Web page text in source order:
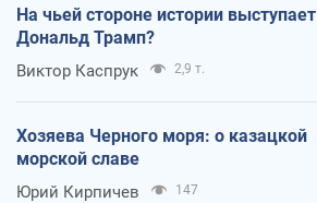
На чьей стороне истории выступает
Дональд Трамп?
Виктор Каспрук 2,9 т.
Хозяева Черного моря: о казацкой
морской славе
Юрий Кирпичев 147